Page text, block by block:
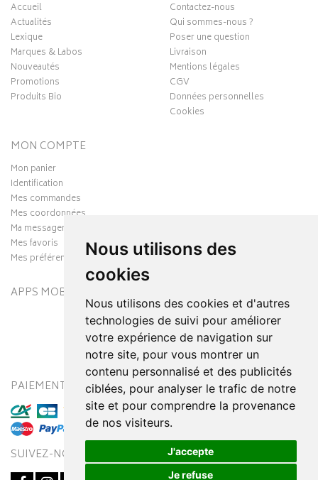
Nous utilisons des
cookies
Nous utilisons des cookies et d'autres
technologies de suivi pour améliorer
votre expérience de navigation sur
notre site, pour vous montrer un
contenu personnalisé et des publicités
ciblées, pour analyser le trafic de notre
site et pour comprendre la provenance
de nos visiteurs.
J'accepte
Je refuse
Accueil
Actualités
Lexique
Marques & Labos
Nouveautés
Promotions
Produits Bio
Contactez-nous
Qui sommes-nous ?
Poser une question
Livraison
Mentions légales
CGV
Données personnelles
Cookies
MON COMPTE
Mon panier
Identification
Mes commandes
Mes coordonnées
Ma messagerie
Mes favoris
Mes préférences Cookies
APPS MOBILES
PAIEMENT SÉCURISÉ MODES DE LIVRAISON
SUIVEZ-NOUS SUR